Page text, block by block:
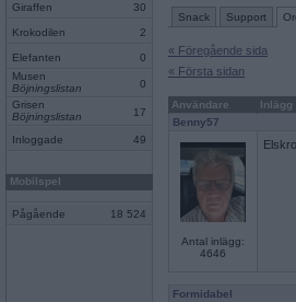
Giraffen 30
Krokodilen 2
Elefanten
0
Musen
Böjningslistan
0
Grisen
Böjningslistan
17
Inloggade 49
Mobilspel
Pågående 18 524
Snack Support
« Föregående sida
« Första sidan
Användare
Inlägg
Benny57
Antal inlägg:
4646
Formidabel